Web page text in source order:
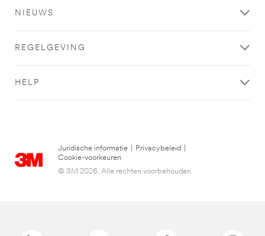
NIEUWS
REGELGEVING
HELP
Juridische informatie Privacybeleid
Cookie-voorkeuren
© 3M 2026. Alle rechten voorbehouden.